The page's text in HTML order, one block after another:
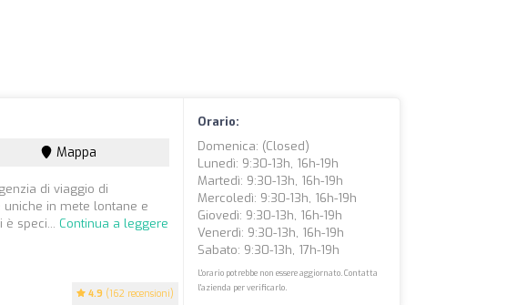
4.9 (162 recensioni)
Mappa
di viaggio di
in mete lontane e
speci... Continua a leggere
Orario:
Domenica: (closed)
Lunedì: 9:30-13h, 16h-19h
Martedì: 9:30-13h, 16h-19h
Mercoledì: 9:30-13h, 16h-19h
Giovedì: 9:30-13h, 16h-19h
Venerdì: 9:30-13h, 16h-19h
Sabato: 9:30-13h, 17h-19h
L'orario potrebbe non essere aggiornato. Contatta
l'azienda per verificarlo.